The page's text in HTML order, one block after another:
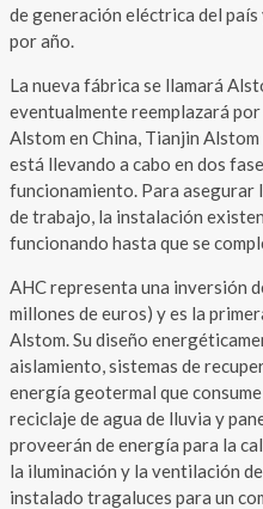
de generación eléctrica del
por año.
La nueva fábrica se llamará
eventualmente reemplazará
Alstom en China, Tianjin
está llevando a cabo en dos
funcionamiento. Para asegurar
de trabajo, la instalación
funcionando hasta que se
AHC representa una inversión
millones de euros) y es la
Alstom. Su diseño
aislamiento, sistemas de
energía geotermal que
reciclaje de agua de lluvia y
proveerán de energía para la
la iluminación y la ventilación
instalado tragaluces para un